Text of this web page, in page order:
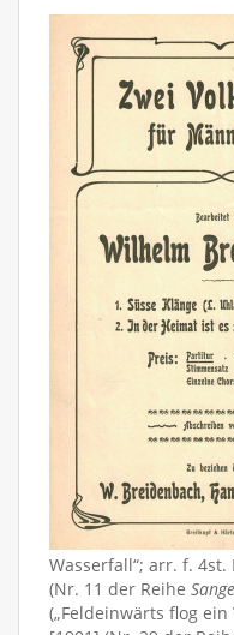
Wasserfall“; arr. f.
(Nr. 11 der Reihe
(„Feldeinwärts flog